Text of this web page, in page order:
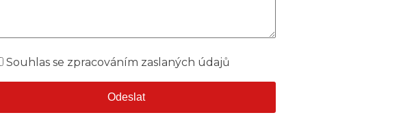
Souhlas se zpracováním zaslaných údajů